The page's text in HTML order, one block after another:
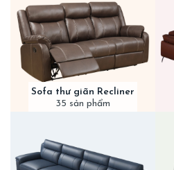
Sofa thư giãn Recliner
35 sản phẩm